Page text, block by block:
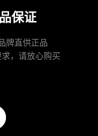
保证
牌直供正品
，请放心购买